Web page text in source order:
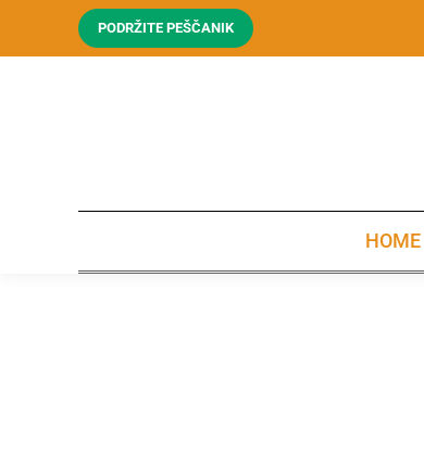
PODRŽITE PEŠČANIK
HOME